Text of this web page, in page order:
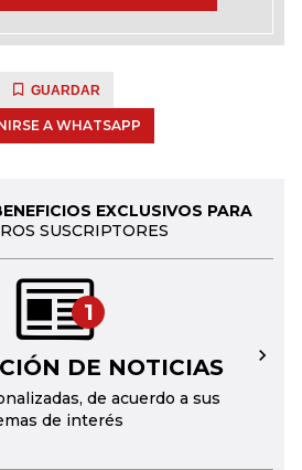
GUARDAR
A WHATSAPP
EXCLUSIVOS PARA
SUSCRIPTORES
1
DE NOTICIAS
de acuerdo a sus
de interés
→